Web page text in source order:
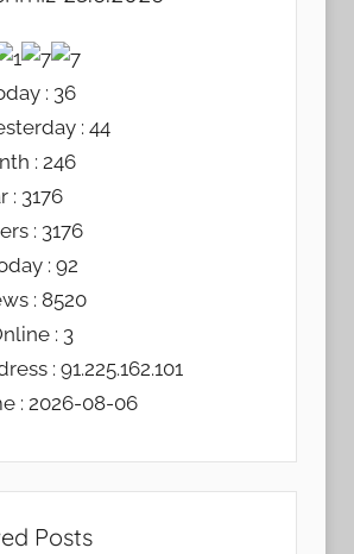
: 36
: 44
: 246
: 3176
: 3176
: 92
: 8520
: 3
: 91.225.162.101
: 2026-08-06
Posts